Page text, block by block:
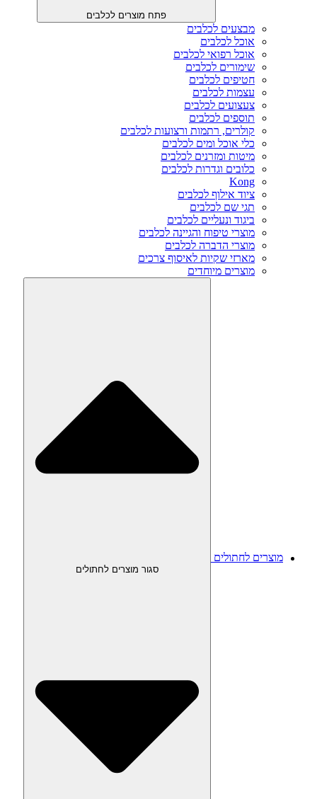
פתח מוצרים לכלבים
מבצעים לכלבים
אוכל לכלבים
אוכל רפואי לכלבים
שימורים לכלבים
חטיפים לכלבים
עצמות לכלבים
צעצועים לכלבים
תוספים לכלבים
קולרים, רתמות ורצועות לכלבים
כלי אוכל ומים לכלבים
מיטות ומזרנים לכלבים
כלובים וגדרות לכלבים
Kong
ציוד אילוף לכלבים
תגי שם לכלבים
ביגוד ונעליים לכלבים
מוצרי טיפוח והגיינה לכלבים
מוצרי הדברה לכלבים
מארזי שקיות לאיסוף צרכים
מוצרים מיוחדים
מוצרים לחתולים
סגור מוצרים לחתולים